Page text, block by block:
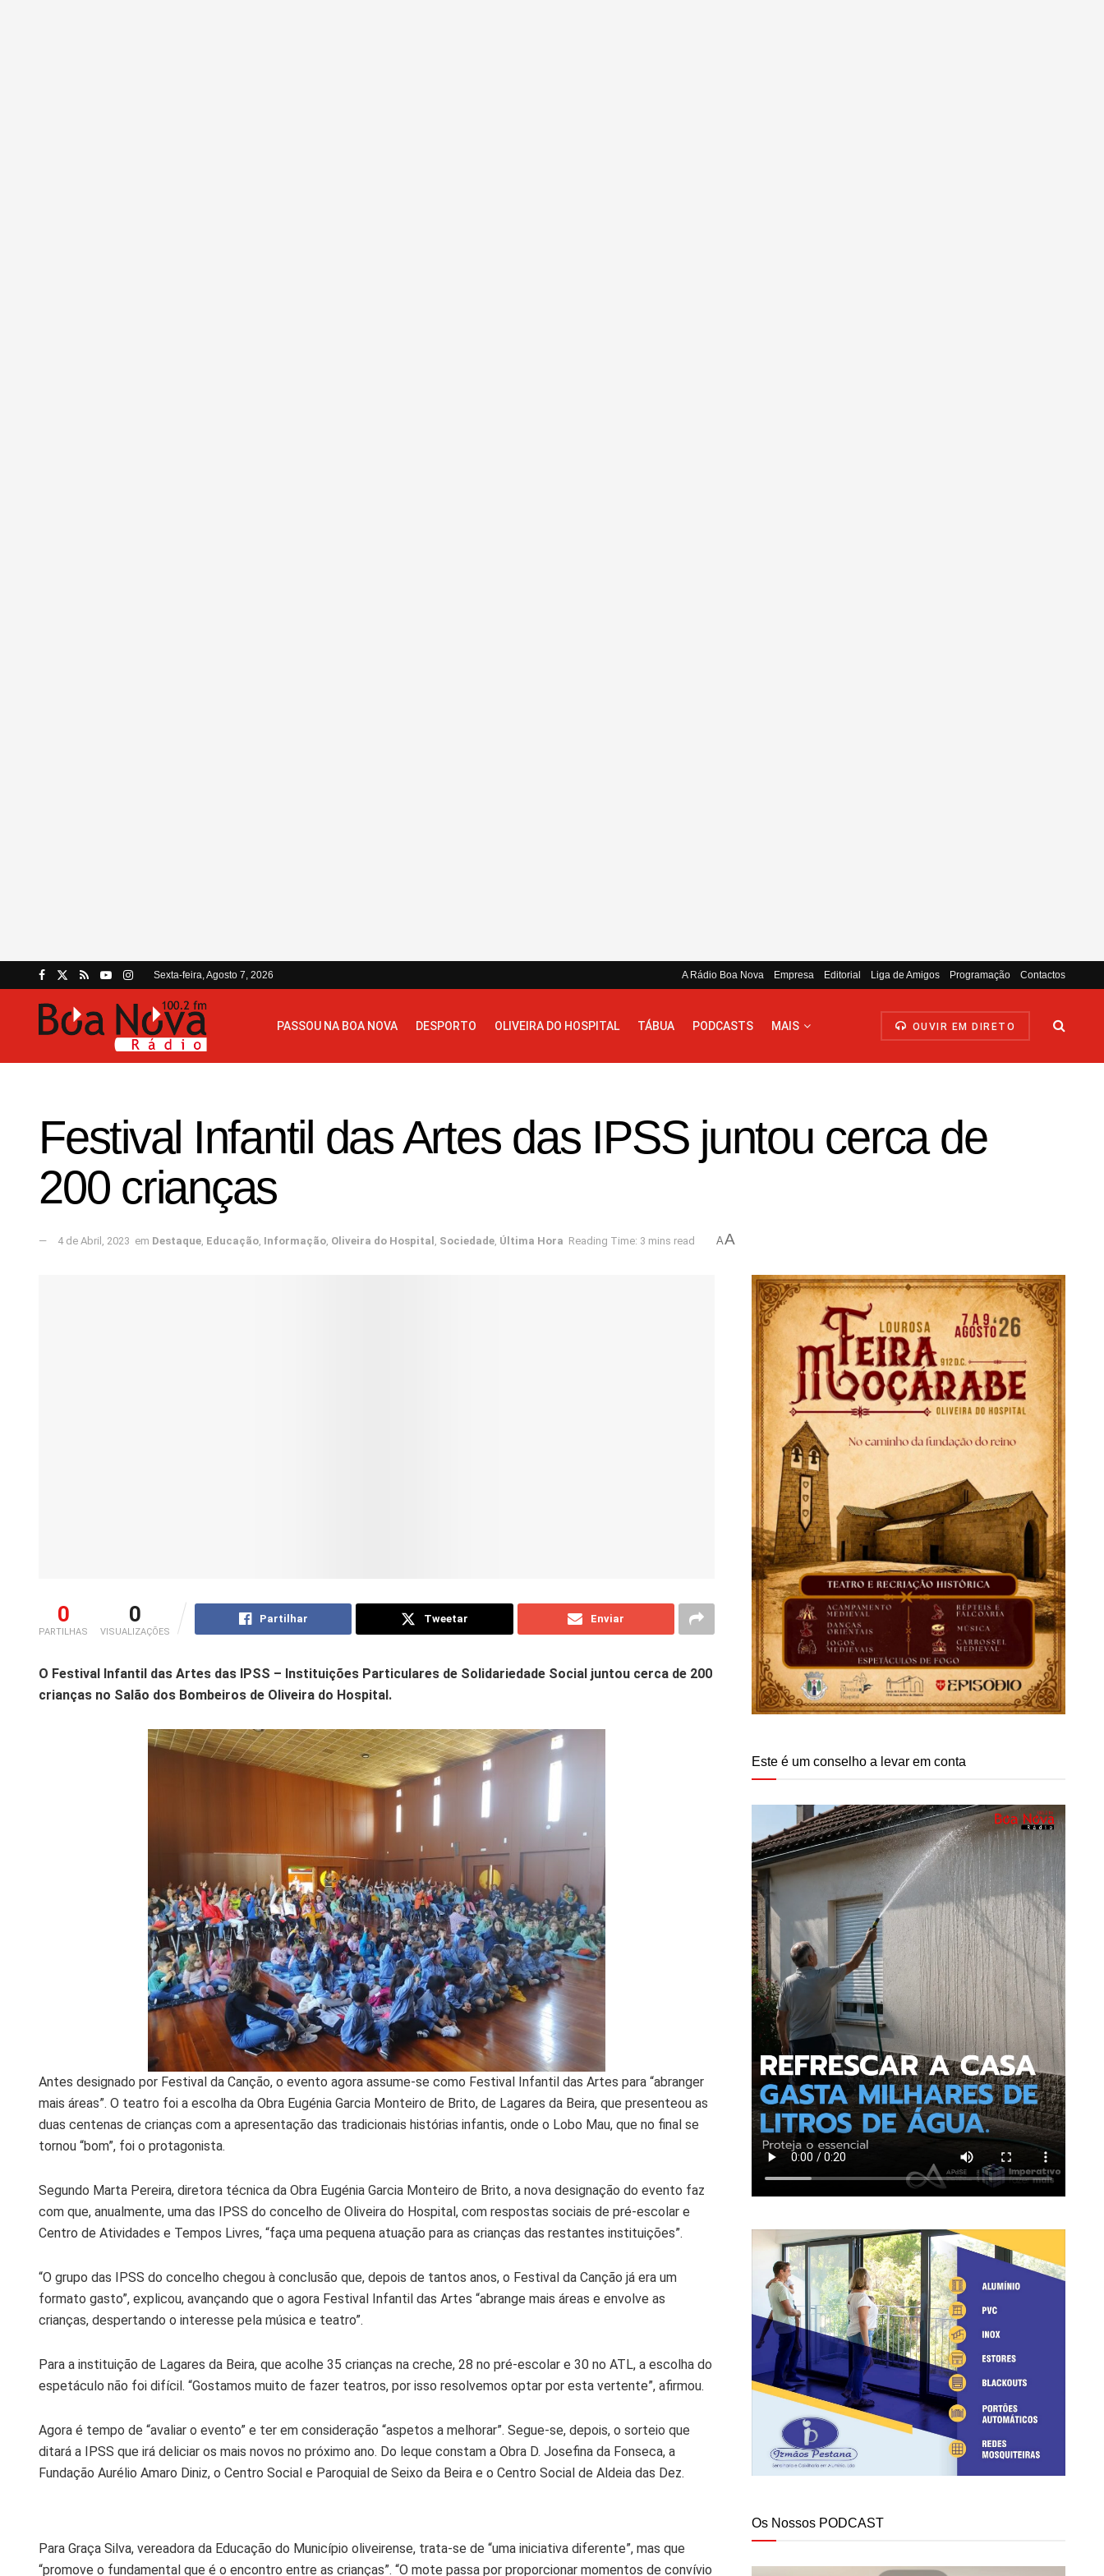
Sexta-feira, Agosto 7, 2026 A Rádio Boa Nova Empresa Editorial Liga de Amigos Programação Contactos
PASSOU NA BOA NOVA DESPORTO OLIVEIRA DO HOSPITAL TÁBUA PODCASTS MAIS OUVIR EM DIRETO
Festival Infantil das Artes das IPSS juntou cerca de
200 crianças
4 de Abril, 2023 em Destaque, Educação, Informação, Oliveira do Hospital , Sociedade, Última Hora Reading Time: 3 mins read AA
0
PARTILHAS
0
VISUALIZAÇÕES
Partilhar Tweetar Enviar
O Festival Infantil das Artes das IPSS – Instituições Particulares de Solidariedade Social juntou cerca de 200
crianças no Salão dos Bombeiros de Oliveira do Hospital.
Antes designado por Festival da Canção, o evento agora assume-se como Festival Infantil das Artes para “abranger
mais áreas”. O teatro foi a escolha da Obra Eugénia Garcia Monteiro de Brito, de Lagares da Beira, que presenteou as
duas centenas de crianças com a apresentação das tradicionais histórias infantis, onde o Lobo Mau, que no final se
tornou “bom”, foi o protagonista.
Segundo Marta Pereira, diretora técnica da Obra Eugénia Garcia Monteiro de Brito, a nova designação do evento faz
com que, anualmente, uma das IPSS do concelho de Oliveira do Hospital, com respostas sociais de pré-escolar e
Centro de Atividades e Tempos Livres, “faça uma pequena atuação para as crianças das restantes instituições”.
“O grupo das IPSS do concelho chegou à conclusão que, depois de tantos anos, o Festival da Canção já era um
formato gasto”, explicou, avançando que o agora Festival Infantil das Artes “abrange mais áreas e envolve as
crianças, despertando o interesse pela música e teatro”.
Para a instituição de Lagares da Beira, que acolhe 35 crianças na creche, 28 no pré-escolar e 30 no ATL, a escolha do
espetáculo não foi difícil. “Gostamos muito de fazer teatros, por isso resolvemos optar por esta vertente”, afirmou.
Agora é tempo de “avaliar o evento” e ter em consideração “aspetos a melhorar”. Segue-se, depois, o sorteio que
ditará a IPSS que irá deliciar os mais novos no próximo ano. Do leque constam a Obra D. Josefina da Fonseca, a
Fundação Aurélio Amaro Diniz, o Centro Social e Paroquial de Seixo da Beira e o Centro Social de Aldeia das Dez.
Para Graça Silva, vereadora da Educação do Município oliveirense, trata-se de “uma iniciativa diferente”, mas que
“promove o fundamental que é o encontro entre as crianças”. “O mote passa por proporcionar momentos de convívio
Este é um conselho a levar em conta
Os Nossos PODCAST